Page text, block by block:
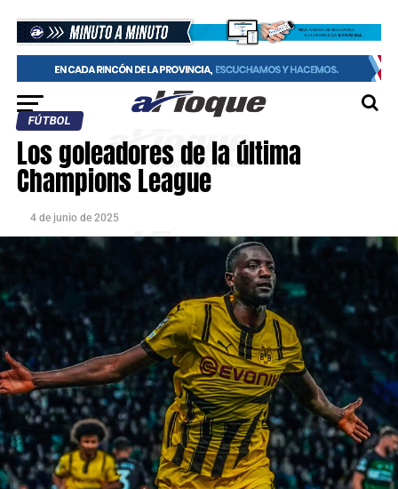
FÚTBOL
Los goleadores de la última
Champions League
4 de junio de 2025